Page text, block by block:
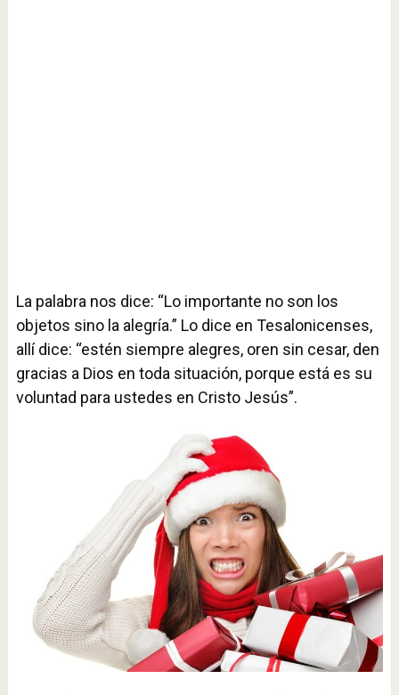
La palabra nos dice: “Lo importante no son los
objetos sino la alegría.” Lo dice en Tesalonicenses,
allí dice: “estén siempre alegres, oren sin cesar, den
gracias a Dios en toda situación, porque está es su
voluntad para ustedes en Cristo Jesús”.